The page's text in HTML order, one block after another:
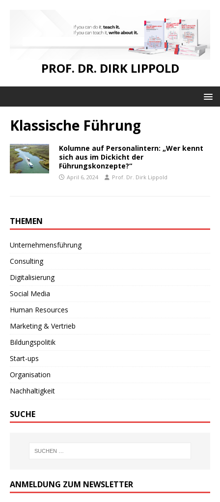
PROF. DR. DIRK LIPPOLD
Klassische Führung
Kolumne auf Personalintern: „Wer kennt
sich aus im Dickicht der
Führungskonzepte?“
April 6, 2024 Prof. Dr. Dirk Lippold
THEMEN
Unternehmensführung
Consulting
Digitalisierung
Social Media
Human Resources
Marketing & Vertrieb
Bildungspolitik
Start-ups
Organisation
Nachhaltigkeit
SUCHE
ANMELDUNG ZUM NEWSLETTER